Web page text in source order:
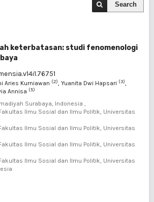
Search
keterbatasan: studi fenomenologi
Aries Kurniawan (2), Yuanita Dwi Hapsari (3),
Annisa (5)
Surabaya, Indonesia ,
Ilmu Sosial dan Ilmu Politik, Universitas
Ilmu Sosial dan Ilmu Politik, Universitas
Ilmu Sosial dan Ilmu Politik, Universitas
Ilmu Sosial dan Ilmu Politik, Universitas